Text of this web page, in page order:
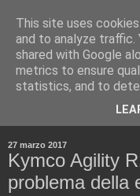
27 marzo 2017
Kymco Agility
problema della
This site uses
and to analyze traffic.
shared with Google
metrics to ensure
statistics, and to